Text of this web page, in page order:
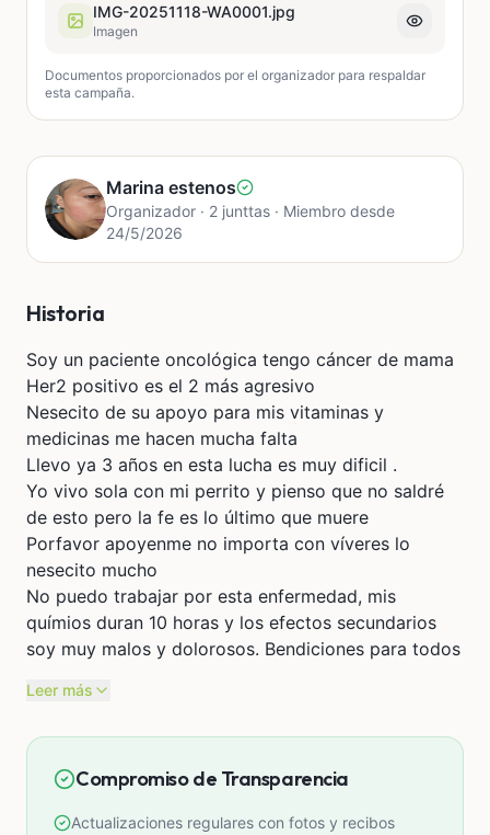
IMG-20251118-WA0001.jpg
Imagen
Documentos proporcionados por el organizador para respaldar
esta campaña.
Marina estenos
Organizador · 2 junttas · Miembro desde
24/5/2026
Historia
Soy un paciente oncológica tengo cáncer de mama
Her2 positivo es el 2 más agresivo
Nesecito de su apoyo para mis vitaminas y
medicinas me hacen mucha falta
Llevo ya 3 años en esta lucha es muy dificil .
Yo vivo sola con mi perrito y pienso que no saldré
de esto pero la fe es lo último que muere
Porfavor apoyenme no importa con víveres lo
nesecito mucho
No puedo trabajar por esta enfermedad, mis
químios duran 10 horas y los efectos secundarios
soy muy malos y dolorosos. Bendiciones para todos
Leer más
Compromiso de Transparencia
Actualizaciones regulares con fotos y recibos